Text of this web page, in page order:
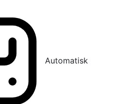
Automatisk